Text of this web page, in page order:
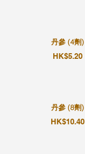
丹參 (4劑)
HK$5.20
丹參 (8劑)
HK$10.40